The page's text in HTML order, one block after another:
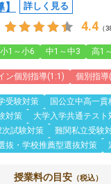
詳しく見る
4.4 （
小1～小6 中1～中3 高1
ン個別指導(1:1) 個別指導
受験対策
国公立中高一
対策
大学入学共通テスト
次試験対策
難関私立受験
抜・学校推薦型選抜対策
授業料の目安 （税込）